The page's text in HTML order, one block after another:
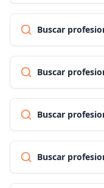
Buscar
Buscar
Buscar
Buscar